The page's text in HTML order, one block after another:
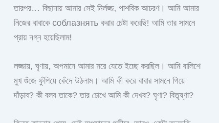
তারপর… বিছানায় আমার সেই নির্লজ্জ, পাশবিক আচরণ। আমি আমার
নিজের বাবাকে соблазнять করার চেষ্টা করেছি! আমি তার সামনে
প্রায় নগ্ন হয়েছিলাম!
লজ্জায়, ঘৃণায়, অপমানে আমার মরে যেতে ইচ্ছে করছিল। আমি বালিশে
মুখ গুঁজে ফুঁপিয়ে কেঁদে উঠলাম। আমি কী করে বাবার সামনে গিয়ে
দাঁড়াব? কী বলব তাকে? তার চোখে আমি কী দেখব? ঘৃণা? বিতৃষ্ণা?